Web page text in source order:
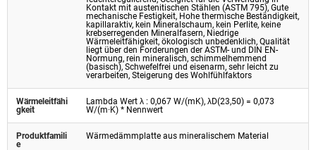
Kontakt mit austenitischen Stählen (ASTM 795), Gute
mechanische Festigkeit, Hohe thermische Beständigkeit,
kapillaraktiv, kein Mineralschaum, kein Perlite, keine
krebserregenden Mineralfasern, Niedrige
Wärmeleitfähigkeit, ökologisch unbedenklich, Qualität
liegt über den Forderungen der ASTM- und DIN EN-
Normung, rein mineralisch, schimmelhemmend
(basisch), Schwefelfrei und eisenarm, sehr leicht zu
verarbeiten, Steigerung des Wohlfühlfaktors
Wärmeleitfähi
gkeit
Lambda Wert λ : 0,067 W/(mK), λD(23,50) = 0,073
W/(m·K) * Nennwert
Produktfamili
e
Wärmedämmplatte aus mineralischem Material